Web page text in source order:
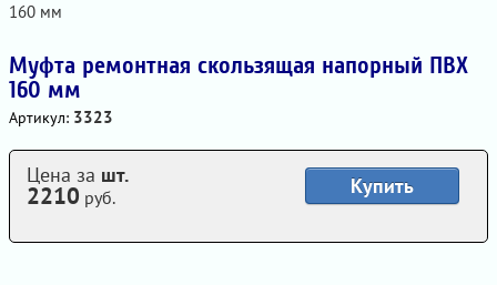
160 мм
Муфта ремонтная скользящая напорный ПВХ
160 мм
Артикул: 3323
Купить
Цена за шт.
2210 руб.